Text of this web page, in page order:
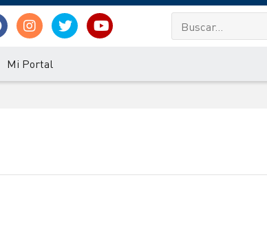
Mi Portal